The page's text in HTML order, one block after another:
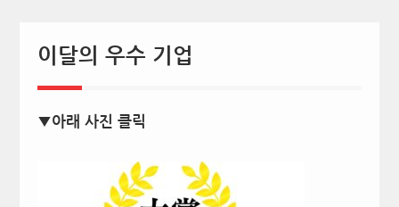
이달의 우수 기업
▼아래 사진 클릭